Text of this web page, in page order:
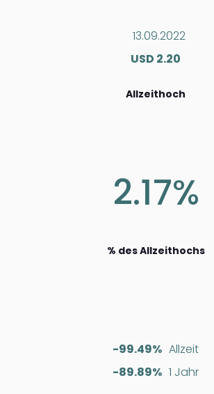
13.09.2022
USD 2.20
Allzeithoch
2.17%
% des Allzeithochs
-99.49% Allzeit
-89.89% 1 Jahr